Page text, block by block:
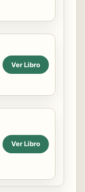
Ver Libro
Ver Libro